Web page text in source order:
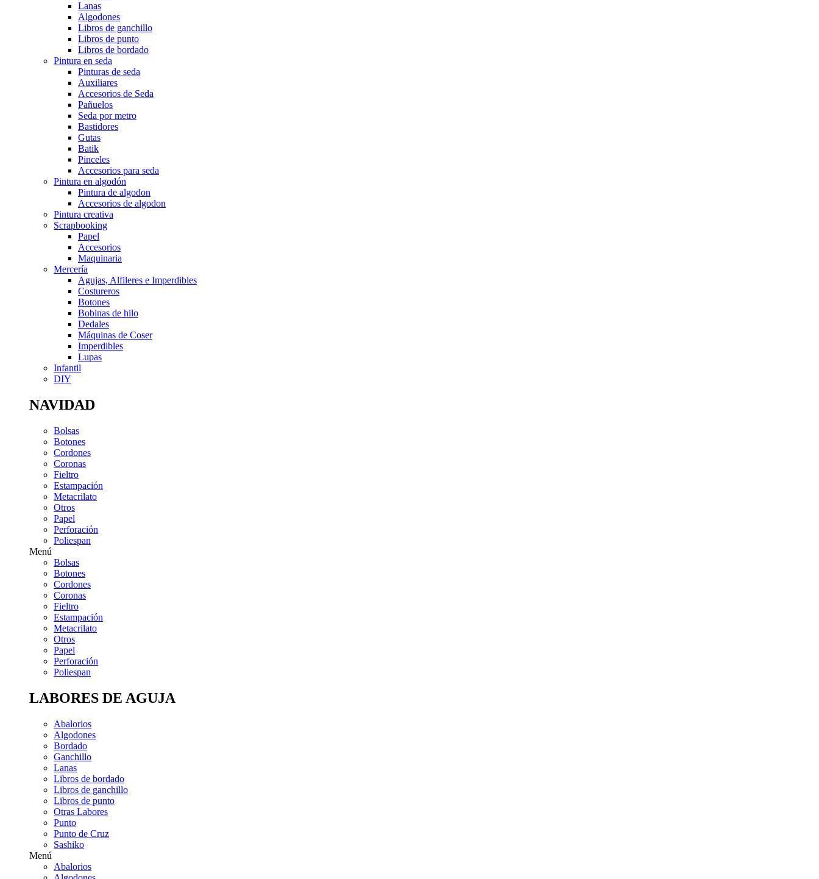
Lanas
Algodones
Libros de ganchillo
Libros de punto
Libros de bordado
Pintura en seda
Pinturas de seda
Auxiliares
Accesorios de Seda
Pañuelos
Seda por metro
Bastidores
Gutas
Batik
Pinceles
Accesorios para seda
Pintura en algodón
Pintura de algodon
Accesorios de algodon
Pintura creativa
Scrapbooking
Papel
Accesorios
Maquinaria
Mercería
Agujas, Alfileres e Imperdibles
Costureros
Botones
Bobinas de hilo
Dedales
Máquinas de Coser
Imperdibles
Lupas
Infantil
DIY
NAVIDAD
Bolsas
Botones
Cordones
Coronas
Fieltro
Estampación
Metacrilato
Otros
Papel
Perforación
Poliespan
Menú
Bolsas
Botones
Cordones
Coronas
Fieltro
Estampación
Metacrilato
Otros
Papel
Perforación
Poliespan
LABORES DE AGUJA
Abalorios
Algodones
Bordado
Ganchillo
Lanas
Libros de bordado
Libros de ganchillo
Libros de punto
Otras Labores
Punto
Punto de Cruz
Sashiko
Menú
Abalorios